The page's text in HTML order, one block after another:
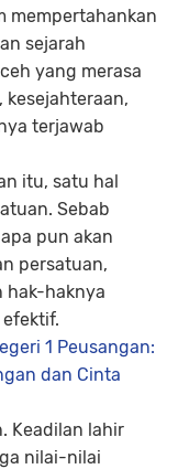
mempertahankan
sejarah
yang merasa
kesejahteraan,
terjawab
itu, satu hal
Sebab
pun akan
persatuan,
hak-haknya
1 Peusangan:
dan Cinta
Keadilan lahir
nilai-nilai